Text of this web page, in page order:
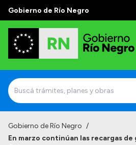
Gobierno de Río Negro
Gobierno de Río Negro /
En marzo continúan las recargas